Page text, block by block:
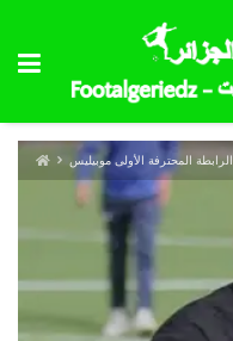
الرابطة المحترفة الأولى موبيليس